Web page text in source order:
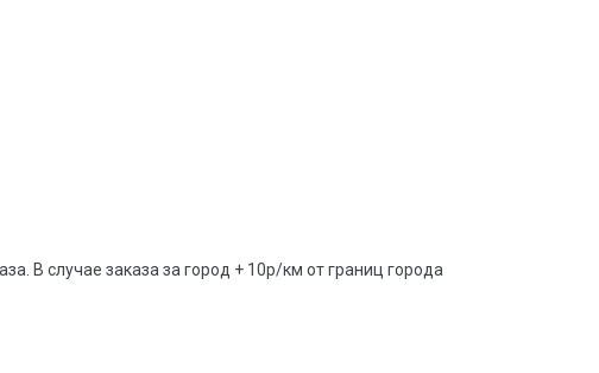
В случае заказа за город + 10р/км от границ города